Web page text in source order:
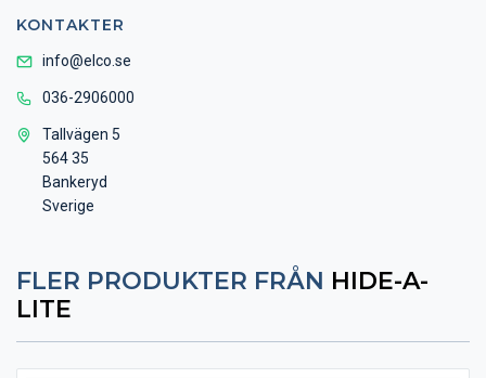
KONTAKTER
info@elco.se
036-2906000
Tallvägen 5
564 35
Bankeryd
Sverige
FLER PRODUKTER FRÅN HIDE-A-
LITE